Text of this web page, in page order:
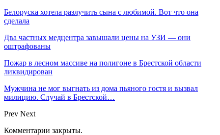
Белоруска хотела разлучить сына с любимой. Вот что она
сделала
Два частных медцентра завышали цены на УЗИ — они
оштрафованы
Пожар в лесном массиве на полигоне в Брестской области
ликвидирован
Мужчина не мог выгнать из дома пьяного гостя и вызвал
милицию. Случай в Брестской…
Prev Next
Комментарии закрыты.